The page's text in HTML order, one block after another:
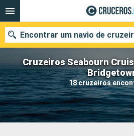
Cruzeiros Seabourn
18 cruzeiros
Encontrar um navio de
Quando ir?
Data de partida